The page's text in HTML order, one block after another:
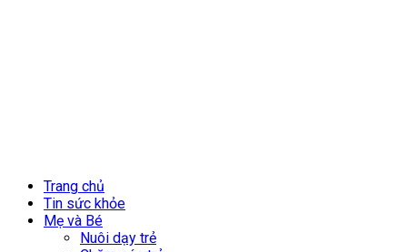
Trang chủ
Tin sức khỏe
Mẹ và Bé
Nuôi dạy trẻ